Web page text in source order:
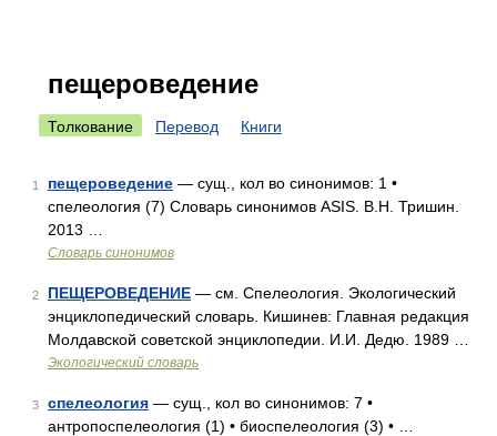
пещероведение
Толкование Перевод Книги
1 пещероведение — сущ., кол во синонимов: 1 •
спелеология (7) Словарь синонимов ASIS. В.Н. Тришин.
2013 …
Словарь синонимов
2 ПЕЩЕРОВЕДЕНИЕ — см. Спелеология. Экологический
энциклопедический словарь. Кишинев: Главная редакция
Молдавской советской энциклопедии. И.И. Дедю. 1989 …
Экологический словарь
3 спелеология — сущ., кол во синонимов: 7 •
антропоспелеология (1) • биоспелеология (3) • …